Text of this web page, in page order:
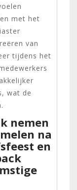
met het
van
tijdens het
wat de
nemen
na
en